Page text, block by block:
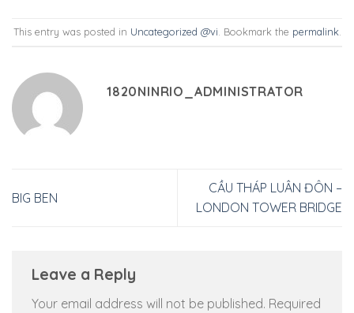
This entry was posted in Uncategorized @vi. Bookmark the permalink.
1820NINRIO_ADMINISTRATOR
BIG BEN
CẦU THÁP LUÂN ĐÔN –
LONDON TOWER BRIDGE
Leave a Reply
Your email address will not be published. Required